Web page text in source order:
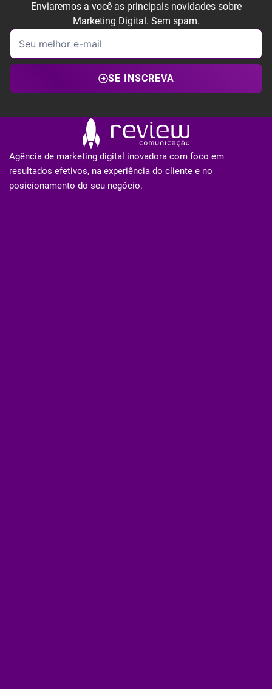
Enviaremos a você as principais novidades sobre
Marketing Digital. Sem spam.
SE INSCREVA
Agência de marketing digital inovadora com foco em
resultados efetivos, na experiência do cliente e no
posicionamento do seu negócio.